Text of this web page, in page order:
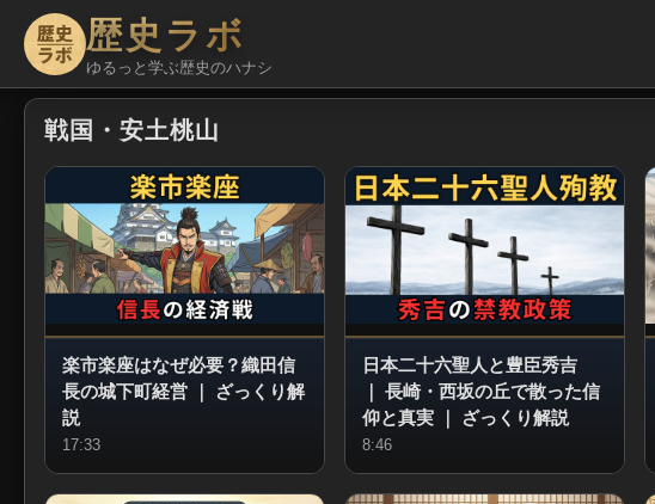
歴史ラボ
ゆるっと学ぶ歴史のハナシ
戦国・安土桃山
楽市楽座はなぜ必要？織田信
長の城下町経営 ｜
ざっくり解
説
17:33
日本二十六聖人と豊臣秀吉
｜長崎・西坂の丘で散った信
仰と真実 ｜ ざっくり解説
8:46